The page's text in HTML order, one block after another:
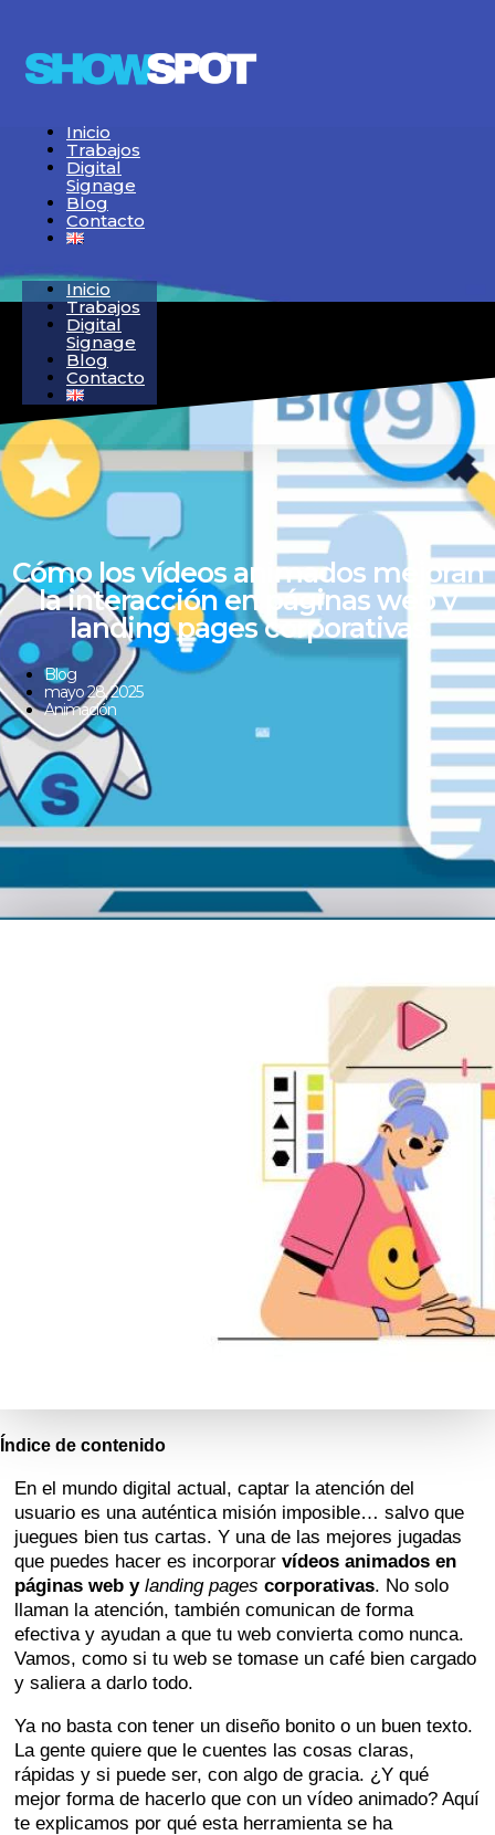
Inicio
Trabajos
Digital
Signage
Blog
Contacto
Inicio
Trabajos
Digital
Signage
Blog
Contacto
Cómo los vídeos animados mejoran
la interacción en páginas web y
landing pages corporativas
Blog
mayo 28, 2025
Animación
Índice de contenido
En el mundo digital actual, captar la atención del
usuario es una auténtica misión imposible… salvo que
juegues bien tus cartas. Y una de las mejores jugadas
que puedes hacer es incorporarvídeos animados en
páginas web ylanding pages corporativas. No solo
llaman la atención, también comunican de forma
efectiva y ayudan a que tu web convierta como nunca.
Vamos, como si tu web se tomase un café bien cargado
y saliera a darlo todo.
Ya no basta con tener un diseño bonito o un buen texto.
La gente quiere que le cuentes las cosas claras,
rápidas y si puede ser, con algo de gracia. ¿Y qué
mejor forma de hacerlo que con un vídeo animado? Aquí
te explicamos por qué esta herramienta se ha